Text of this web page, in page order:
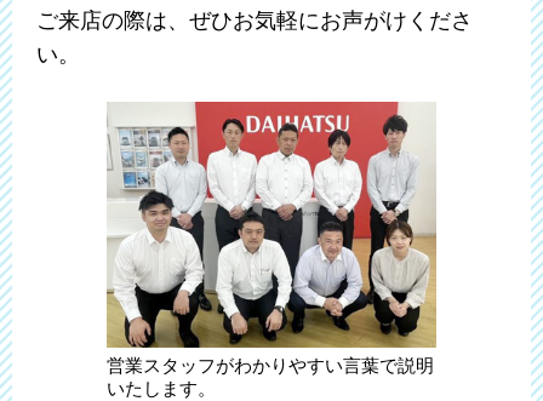
ご来店の際は、ぜひお気軽にお声がけくださ
い。
営業スタッフがわかりやすい言葉で説明
いたします。